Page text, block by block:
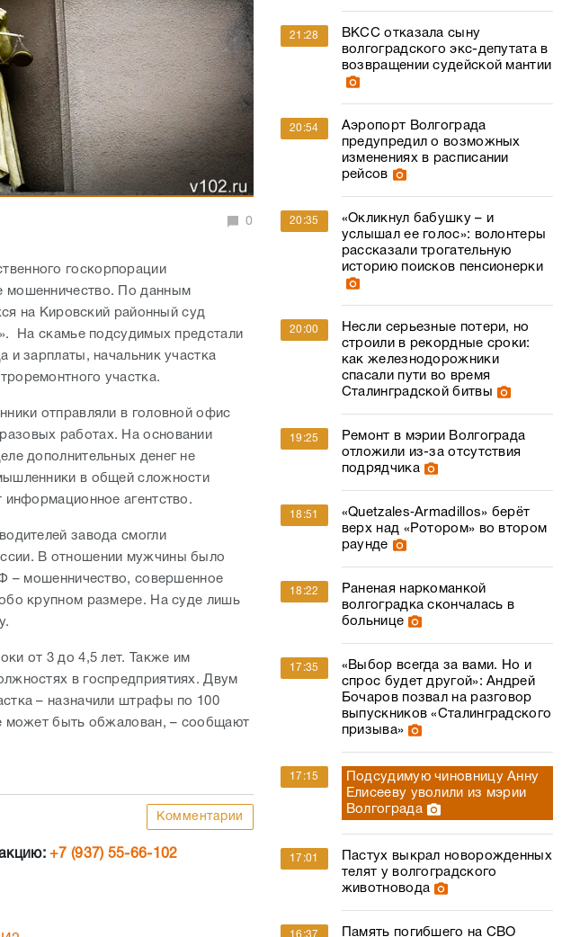
0
госкорпорации
мошенничество. По данным
на Кировский районный суд
На скамье подсудимых предстали
отправляли в головной офис
работах. На основании
дополнительных денег не
в общей сложности
информационное агентство.
завода смогли
В отношении мужчины было
– мошенничество, совершенное
крупном размере. На суде лишь
от 3 до 4,5 лет. Также им
в госпредприятиях. Двум
– назначили штрафы по 100
может быть обжалован, – сообщают
Комментарии
СВО
Аэропорт Волгограда
предупредил о возможных
изменениях в расписании
рейсов
«Окликнул бабушку – и
услышал ее голос»: волонтеры
рассказали трогательную
историю поисков пенсионерки
20:00
Несли серьезные потери, но
строили в рекордные сроки:
как железнодорожники
спасали пути во время
Сталинградской битвы
19:25
Ремонт в мэрии Волгограда
отложили из-за отсутствия
подрядчика
«Quetzales‑Armadillos» берёт
верх над «Ротором» во втором
раунде
Раненая наркоманкой
волгоградка скончалась в
больнице
«Выбор всегда за вами. Но и
спрос будет другой»: Андрей
Бочаров позвал на разговор
выпускников «Сталинградского
призыва»
17:15
Подсудимую чиновницу Анну
Елисееву уволили из мэрии
Волгограда
Пастух выкрал новорожденных
телят у волгоградского
животновода
Память погибшего на СВО
волгоградца увековечат на ж/д
станции в Волгограде
В России появилась первая
брендированная мобильная
связь благотворительной